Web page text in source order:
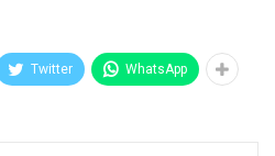
Twitter WhatsApp